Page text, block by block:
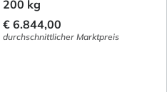
200 kg
€ 6.844,00
durchschnittlicher Marktpreis